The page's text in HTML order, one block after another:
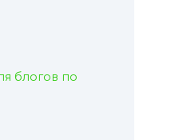
блогов по